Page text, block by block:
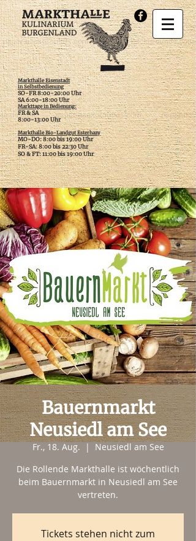
Markthalle Eisenstadt
in Selbstbedienung
SO-FR 8:00-20:00 Uhr
SA 6:00-18:00 Uhr
Markttage in Bedienung:
FR & SA
​8:00-13:00 Uhr
Markthalle Bio-Landgut Esterhazy
MO-DO: 8:00 bis 19:00 Uhr
FR-SA: 8:00 bis 22:30 Uhr
SO & FT: 11:00 bis 19:00 Uhr
Bauernmarkt
Neusiedl am See
Fr., 18. Aug.
  |
Neusiedl am See
Die Rollende Markthalle ist wöchentlich
beim Bauernmarkt in Neusiedl am See
vertreten.
Tickets stehen nicht zum